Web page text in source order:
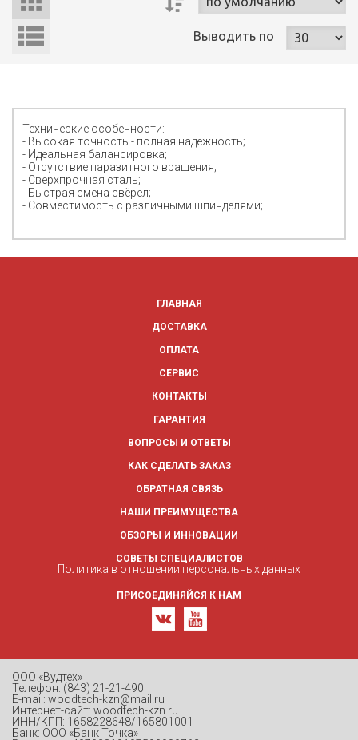
Выводить по
Технические особенности:
- Высокая точность - полная надежность;
- Идеальная балансировка;
- Отсутствие паразитного вращения;
- Сверхпрочная сталь;
- Быстрая смена свёрел;
- Совместимость с различными шпинделями;
ГЛАВНАЯ
ДОСТАВКА
ОПЛАТА
СЕРВИС
КОНТАКТЫ
ГАРАНТИЯ
ВОПРОСЫ И ОТВЕТЫ
КАК СДЕЛАТЬ ЗАКАЗ
ОБРАТНАЯ СВЯЗЬ
НАШИ ПРЕИМУЩЕСТВА
ОБЗОРЫ И ИННОВАЦИИ
СОВЕТЫ СПЕЦИАЛИСТОВ
Политика в отношении персональных данных
ПРИСОЕДИНЯЙСЯ К НАМ
ООО «Вудтех»
Телефон: (843) 21-21-490
E-mail: woodtech-kzn@mail.ru
Интернет-сайт: woodtech-kzn.ru
ИНН/КПП: 1658228648/165801001
Банк: ООО «Банк Точка»